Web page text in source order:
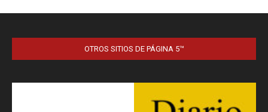
OTROS SITIOS DE PÁGINA 5™